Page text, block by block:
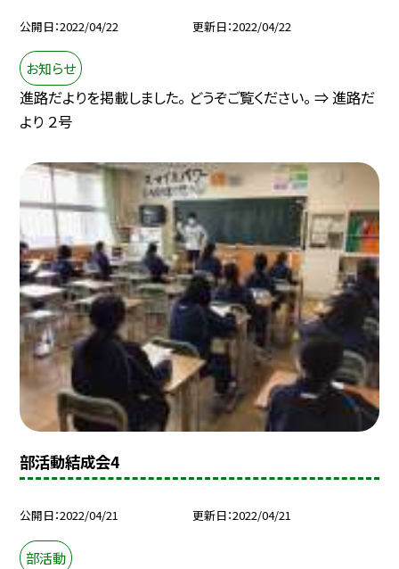
公開日 2022/04/22 更新日 2022/04/22
お知らせ
進路だよりを掲載しました。 どうぞご覧ください。 ⇒ 進路だ
より ２号
部活動結成会4
公開日 2022/04/21 更新日 2022/04/21
部活動